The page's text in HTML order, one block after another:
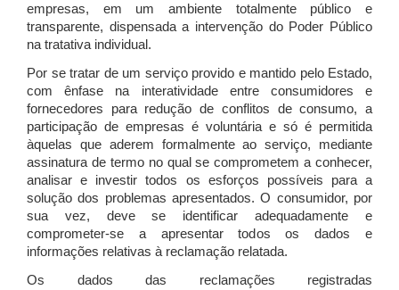
empresas, em um ambiente totalmente público e
transparente, dispensada a intervenção do Poder Público
na tratativa individual.
Por se tratar de um serviço provido e mantido pelo Estado,
com ênfase na interatividade entre consumidores e
fornecedores para redução de conflitos de consumo, a
participação de empresas é voluntária e só é permitida
àquelas que aderem formalmente ao serviço, mediante
assinatura de termo no qual se comprometem a conhecer,
analisar e investir todos os esforços possíveis para a
solução dos problemas apresentados. O consumidor, por
sua vez, deve se identificar adequadamente e
comprometer-se a apresentar todos os dados e
informações relativas à reclamação relatada.
Os dados das reclamações registradas